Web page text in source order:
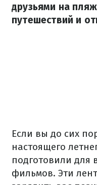
друзьями на
путешествий и
Если вы до сих
настоящего
подготовили для
фильмов. Эти